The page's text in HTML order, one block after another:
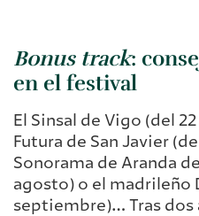
Bonus track:
en el festival
El Sinsal de Vigo (del
Futura de San Javier
Sonorama de Aranda
agosto) o el madrileño
septiembre)… Tras dos